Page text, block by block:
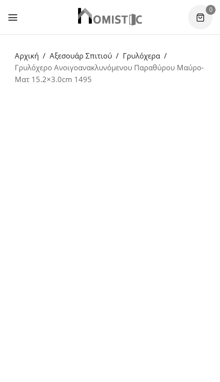
0
Αρχική Αξεσουάρ Σπιτιού
Γρυλόχερα
Γρυλόχερο Ανοιγοανακλυνόμενου Παραθύρου Μαύρο-
Ματ 15.2×3.0cm 1495